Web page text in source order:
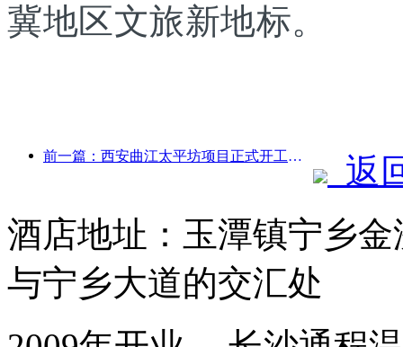
冀地区文旅新地标。
前一篇：西安曲江太平坊项目正式开工，总建面13.7万方
返
酒店地址：玉潭镇宁乡
与宁乡大道的交汇处